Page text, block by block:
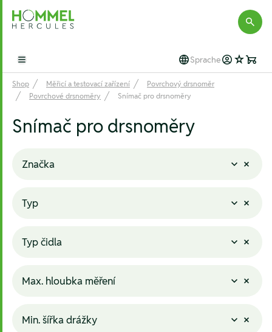
Hommel Hercules
Open main menu Sprache
Shop Měřicí a testovací zařízení
Povrchový drsnoměr
Povrchové drsnoměry
Snímač pro drsnoměry
Snímač pro drsnoměry
Značka
Typ
Typ čidla
Max. hloubka měření
Min. šířka drážky